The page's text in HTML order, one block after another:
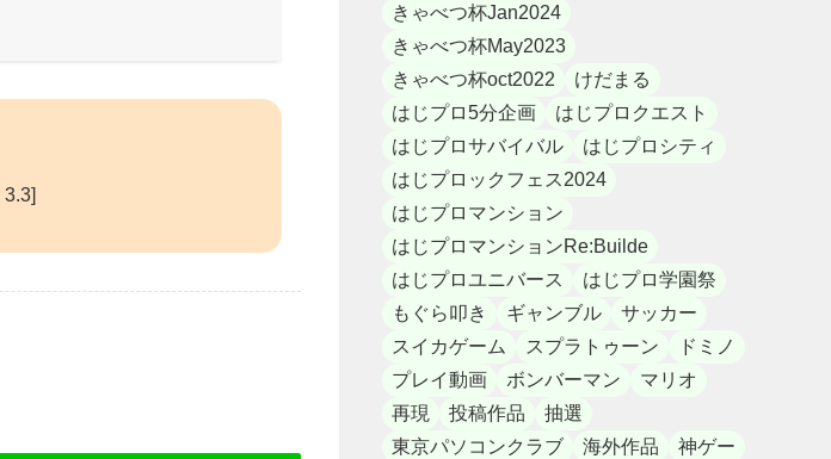
3.3]
きゃべつ杯Jan2024
きゃべつ杯May2023
きゃべつ杯oct2022
けだまる
はじプロ5分企画
はじプロクエスト
はじプロサバイバル
はじプロシティ
はじプロックフェス2024
はじプロマンション
はじプロマンションRe:Builde
はじプロユニバース
はじプロ学園祭
もぐら叩き
ギャンブル
サッカー
スイカゲーム
スプラトゥーン
ドミノ
プレイ動画
ボンバーマン
マリオ
再現
投稿作品
抽選
東京パソコンクラブ
海外作品
神ゲー